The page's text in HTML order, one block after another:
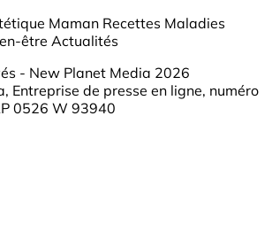
Maman Recettes Maladies
être Actualités
- New Planet Media 2026
Entreprise de presse en ligne, numéro
0526 W 93940